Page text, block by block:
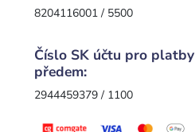
8204116001 / 5500
Číslo SK účtu pro platby
předem:
2944459379 / 1100